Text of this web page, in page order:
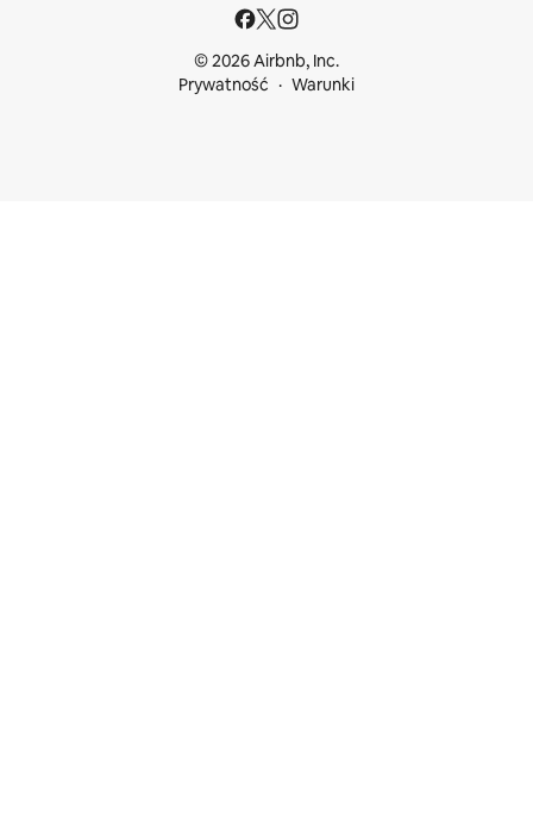
© 2026 Airbnb, Inc.
Prywatność
Warunki